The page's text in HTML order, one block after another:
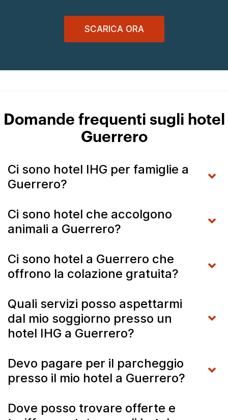
SCARICA ORA
Domande frequenti sugli hotel
Guerrero
Ci sono hotel IHG per famiglie a
Guerrero?
Ci sono hotel che accolgono
animali a Guerrero?
Ci sono hotel a Guerrero che
offrono la colazione gratuita?
Quali servizi posso aspettarmi
dal mio soggiorno presso un
hotel IHG a Guerrero?
Devo pagare per il parcheggio
presso il mio hotel a Guerrero?
Dove posso trovare offerte e